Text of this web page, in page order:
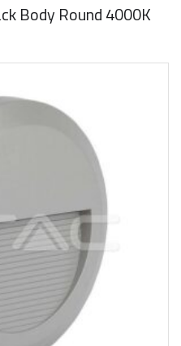
Body Round 4000K